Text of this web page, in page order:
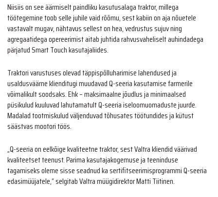
Niisiis on see äärmiselt paindliku kasutusalaga traktor, millega
töötegemine toob selle juhile vaid rõõmu, sest kabiin on aja nõuetele
vastavalt mugav, nähtavus sellest on hea, vedrustus sujuv ning
agregaatidega opereerimist aitab juhtida rahvusvaheliselt auhindadega
pärjatud Smart Touch kasutajaliides.
Traktori varustuses olevad täppispõlluharimise lahendused ja
usaldusväärne klienditugi muudavad Q-seeria kasutamise farmerile
võimalikult soodsaks. Ehk – maksimaalne jõudlus ja minimaalsed
püsikulud kuuluvad lahutamatult Q-seeria iseloomuomaduste juurde.
Madalad tootmiskulud väljenduvad tõhusates töötundides ja kütust
säästvas mootori töös.
„Q-seeria on eelkõige kvaliteetne traktor, sest Valtra kliendid väärivad
kvaliteetset teenust. Parima kasutajakogemuse ja teeninduse
tagamiseks oleme sisse seadnud ka sertifitseerimisprogrammi Q-seeria
edasimüüjatele,“ selgitab Valtra müügidirektor Matti Tiitinen.